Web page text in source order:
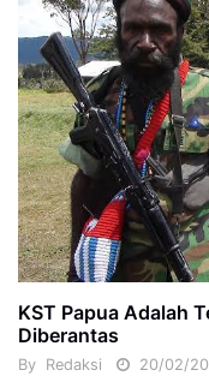
KST Papua Adalah
Diberantas
By Redaksi 20/02/